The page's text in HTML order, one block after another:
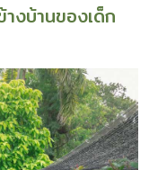
งบ้านของเด็ก